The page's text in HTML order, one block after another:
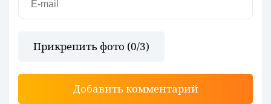
Прикрепить фото (0/3)
Добавить комментарий